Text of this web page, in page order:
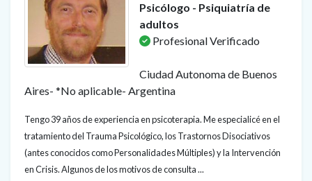
Psicólogo - Psiquiatría de
adultos
Profesional Verificado
Ciudad Autonoma de Buenos
Aires- *No aplicable- Argentina
Tengo 39 años de experiencia en psicoterapia. Me especialicé en el
tratamiento del Trauma Psicológico, los Trastornos Disociativos
(antes conocidos como Personalidades Múltiples) y la Intervención
en Crisis. Algunos de los motivos de consulta ...